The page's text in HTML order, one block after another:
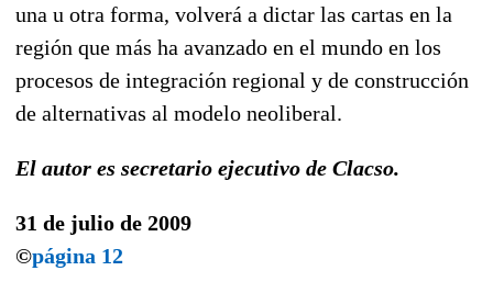
una u otra forma, volverá a dictar las cartas en la
región que más ha avanzado en el mundo en los
procesos de integración regional y de construcción
de alternativas al modelo neoliberal.
El autor es secretario ejecutivo de Clacso.
31 de julio de 2009
©página 12